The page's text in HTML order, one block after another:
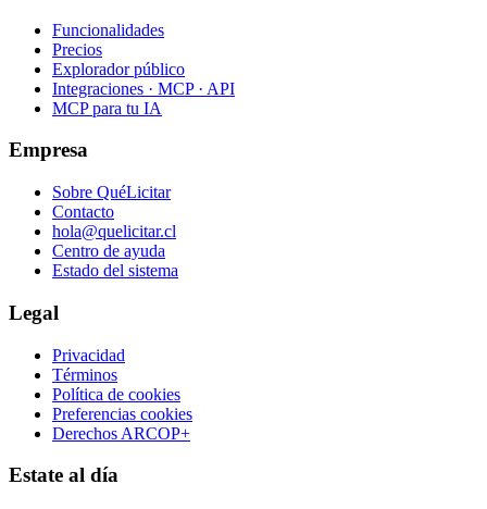
Funcionalidades
Precios
Explorador público
Integraciones · MCP · API
MCP para tu IA
Empresa
Sobre QuéLicitar
Contacto
hola@quelicitar.cl
Centro de ayuda
Estado del sistema
Legal
Privacidad
Términos
Política de cookies
Preferencias cookies
Derechos ARCOP+
Estate al día